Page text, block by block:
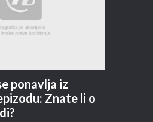
ponavlja iz
Znate li o